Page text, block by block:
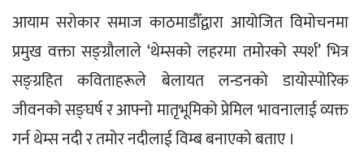
आयाम सरोकार समाज काठमाडौँद्वारा आयोजित विमोचनमा
प्रमुख वक्ता सङ्ग्रौलाले ‘थेम्सको लहरमा तमोरको स्पर्श’ भित्र
सङ्ग्रहित कविताहरूले बेलायत लन्डनको डायोस्पोरिक
जीवनको सङ्घर्ष र आफ्नो मातृभूमिको प्रेमिल भावनालाई व्यक्त
गर्न थेम्स नदी र तमोर नदीलाई विम्ब बनाएको बताए ।